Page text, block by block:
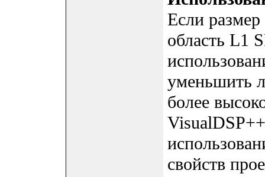
Если
область L1
уменьшить
более
свойств